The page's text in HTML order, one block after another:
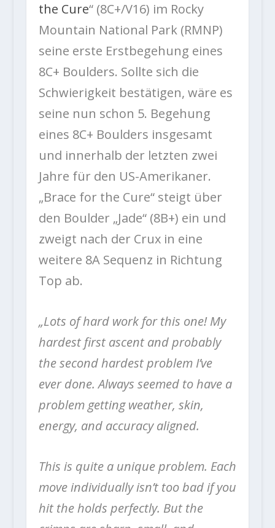
the Cure“ (8C+/V16) im Rocky
Mountain National Park (RMNP)
seine erste Erstbegehung eines
8C+ Boulders. Sollte sich die
Schwierigkeit bestätigen, wäre es
seine nun schon 5. Begehung
eines 8C+ Boulders insgesamt
und innerhalb der letzten zwei
Jahre für den US-Amerikaner.
„Brace for the Cure“ steigt über
den Boulder „Jade“ (8B+) ein und
zweigt nach der Crux in eine
weitere 8A Sequenz in Richtung
Top ab.
„Lots of hard work for this one! My
hardest first ascent and probably
the second hardest problem I’ve
ever done. Always seemed to have a
problem getting weather, skin,
energy, and accuracy aligned.
This is quite a unique problem. Each
move individually isn’t too bad if you
hit the holds perfectly. But the